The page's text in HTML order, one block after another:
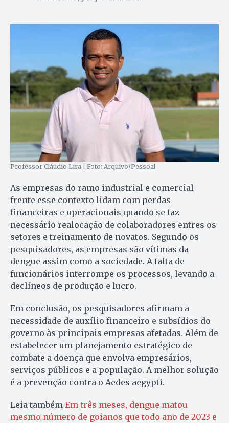
Professor Cláudio Lira | Foto: Arquivo/Pessoal
As empresas do ramo industrial e comercial
frente esse contexto lidam com perdas
financeiras e operacionais quando se faz
necessário realocação de colaboradores entres os
setores e treinamento de novatos. Segundo os
pesquisadores, as empresas são vítimas da
dengue assim como a sociedade. A falta de
funcionários interrompe os processos, levando a
declíneos de produção e lucro.
Em conclusão, os pesquisadores afirmam a
necessidade de auxílio financeiro e subsídios do
governo às principais empresas afetadas. Além de
estabelecer um planejamento estratégico de
combate a doença que envolva empresários,
serviços públicos e a população. A melhor solução
é a prevenção contra o Aedes aegypti.
Leia também Em três meses, dengue matou
mesmo número de goianos que todo ano de 2023 e